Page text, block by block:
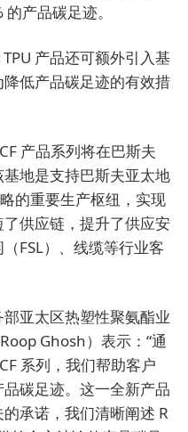
产品碳足迹。
产品还可额外引入基
低产品碳足迹的有效措
产品系列将在巴斯夫
地是支持巴斯夫亚太地
的重要生产枢纽，实现
供应链，提升了供应安
FSL）、线缆等行业客
亚太区热塑性聚氨酯业
Ghosh）表示：“通
系列，我们帮助客户
碳足迹。这一全新产品
承诺，我们清晰阐述 R